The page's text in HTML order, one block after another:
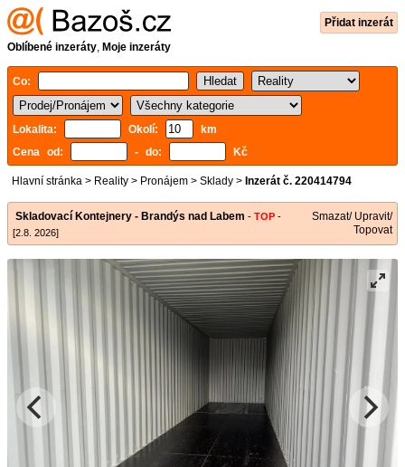
Přidat inzerát
Oblíbené inzeráty, Moje inzeráty
Co:
Lokalita: Okolí:
km
Cena od:
- do: Kč
Hlavní stránka > Reality > Pronájem > Sklady > Inzerát č. 220414794
Skladovací Kontejnery - Brandýs nad Labem - TOP -
[2.8. 2026]
Smazat/ Upravit/
Topovat